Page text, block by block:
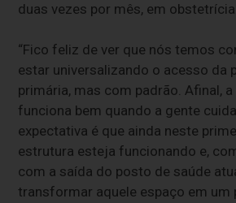
duas vezes por mês, em obstetrícia.
“Fico feliz de ver que nós temos
estar universalizando o acesso da
primária, mas com padrão. Afinal,
funciona bem quando a gente
expectativa é que ainda neste
estrutura esteja funcionando e,
com a saída do posto de saúde
transformar aquele espaço em um